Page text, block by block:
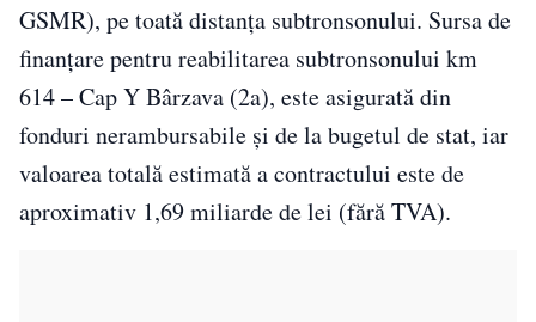
GSMR), pe toată distanța subtronsonului. Sursa de
finanțare pentru reabilitarea subtronsonului km
614 – Cap Y Bârzava (2a), este asigurată din
fonduri nerambursabile și de la bugetul de stat, iar
valoarea totală estimată a contractului este de
aproximativ 1,69 miliarde de lei (fără TVA).